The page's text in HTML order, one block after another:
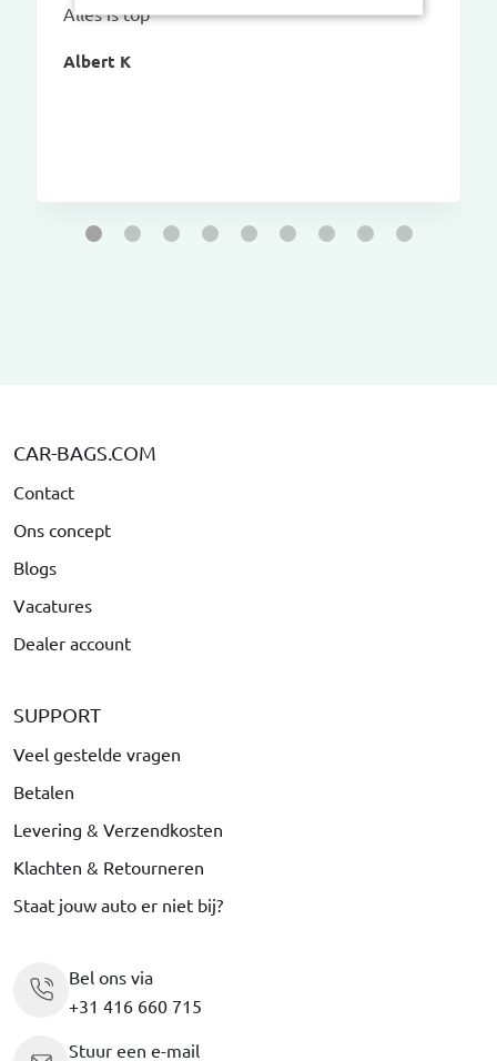
Alles is top
Albert K
CAR-BAGS.COM
Contact
Ons concept
Blogs
Vacatures
Dealer account
SUPPORT
Veel gestelde vragen
Betalen
Levering & Verzendkosten
Klachten & Retourneren
Staat jouw auto er niet bij?
Bel ons via
+31 416 660 715
Stuur een e-mail